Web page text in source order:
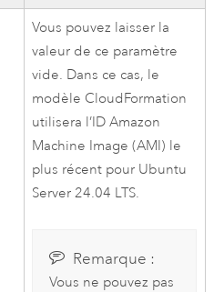
Vous pouvez laisser la
valeur de ce paramètre
vide. Dans ce cas, le
modèle CloudFormation
utilisera l’IDAmazon
Machine Image (AMI) le
plus récent pour Ubuntu
Server 24.04 LTS.
Remarque :
Vous ne pouvez pas